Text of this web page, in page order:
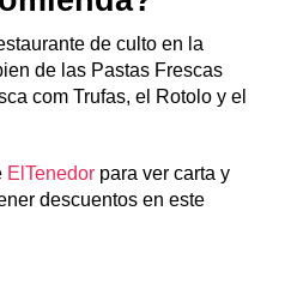
de culto en la
de las Pastas Frescas
com Trufas, el Rotolo y el
ElTenedor para ver carta y
descuentos en este